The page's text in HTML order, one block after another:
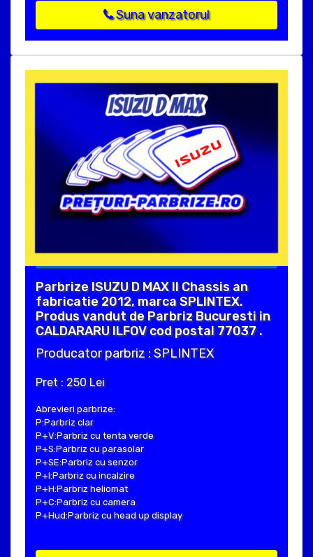
Suna vanzatorul
Parbrize ISUZU D MAX II Chassis an
fabricatie 2012, marca SPLINTEX.
Produs vandut de Parbriz Bucuresti in
CALDARARU ILFOV cod postal 77037 .
Producator parbriz : SPLINTEX
Pret : 250 Lei
Abrevieri parbrize:
P:Parbriz clar
P+V:Parbriz cu tenta verde
P+S:Parbriz cu parasolar
P+SE:Parbriz cu senzor
P+I:Parbriz cu incalzire
P+H:Parbriz heliomat
P+C:Parbriz cu camera
P+Hud:Parbriz cu head up display